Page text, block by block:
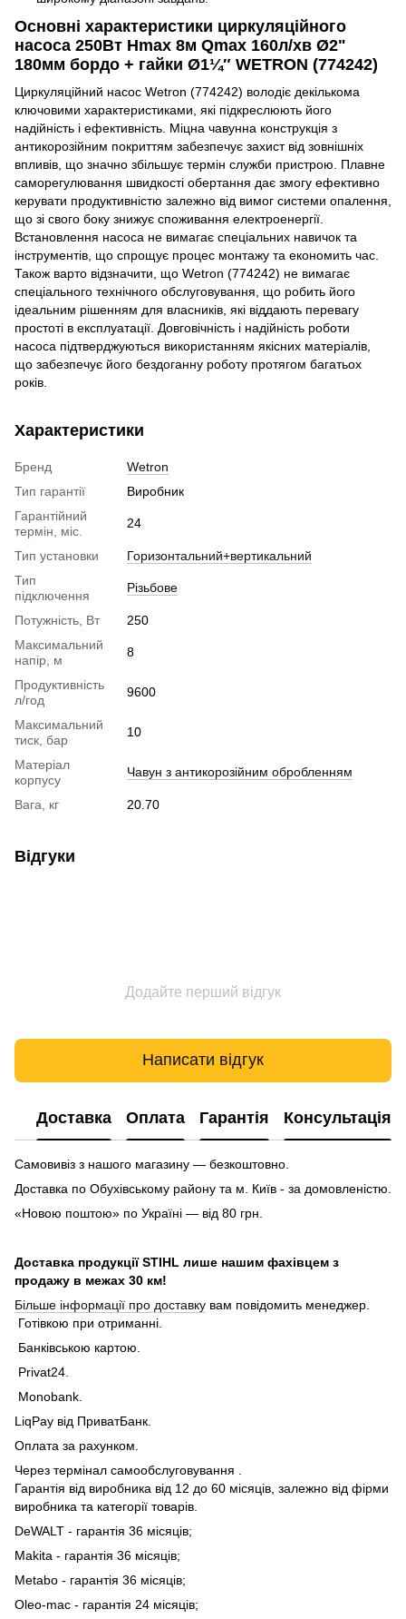
Основні характеристики циркуляційного
насоса 250Вт Hmax 8м Qmax 160л/хв Ø2"
180мм бордо + гайки Ø1¼″ WETRON (774242)
Циркуляційний насос Wetron (774242) володіє декількома
ключовими характеристиками, які підкреслюють його
надійність і ефективність. Міцна чавунна конструкція з
антикорозійним покриттям забезпечує захист від зовнішніх
впливів, що значно збільшує термін служби пристрою. Плавне
саморегулювання швидкості обертання дає змогу ефективно
керувати продуктивністю залежно від вимог системи опалення,
що зі свого боку знижує споживання електроенергії.
Встановлення насоса не вимагає спеціальних навичок та
інструментів, що спрощує процес монтажу та економить час.
Також варто відзначити, що Wetron (774242) не вимагає
спеціального технічного обслуговування, що робить його
ідеальним рішенням для власників, які віддають перевагу
простоті в експлуатації. Довговічність і надійність роботи
насоса підтверджуються використанням якісних матеріалів,
що забезпечує його бездоганну роботу протягом багатьох
років.
Характеристики
Бренд
Wetron
Тип гарантії
Виробник
Гарантійний
термін, міс.
24
Тип установки
Горизонтальний+вертикальний
Тип
підключення
Різьбове
Потужність, Вт
250
Максимальний
напір, м
8
Продуктивність
л/год
9600
Максимальний
тиск, бар
10
Матеріал
корпусу
Чавун з антикорозійним обробленням
Вага, кг 20.70
Відгуки
Додайте перший відгук
Написати відгук
Доставка Оплата Гарантія Консультація
Самовивіз з нашого магазину — безкоштовно.
Доставка по Обухівському району та м. Київ - за домовленістю.
«Новою поштою» по Україні — від 80 грн.
Доставка продукції STIHL лише нашим фахівцем з
продажу в межах 30 км!
Більше інформації про доставку вам повідомить менеджер.
Готівкою при отриманні.
Банківською картою.
Privat24.
Monobank.
LiqPay від ПриватБанк.
Оплата за рахунком.
Через термінал самообслуговування .
Гарантія від виробника від 12 до 60 місяців, залежно від фірми
виробника та категорії товарів.
DeWALT - гарантія 36 місяців;
Makita - гарантія 36 місяців;
Metabo - гарантія 36 місяців;
Oleo-mac - гарантія 24 місяців;